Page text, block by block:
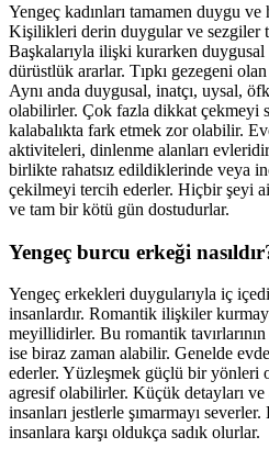
Yengeç kadınları tamamen duygu
Kişilikleri derin duygular ve sezgiler
Başkalarıyla ilişki kurarken
dürüstlük ararlar. Tıpkı gezegeni
Aynı anda duygusal, inatçı, uysal,
olabilirler. Çok fazla dikkat çekmeyi
kalabalıkta fark etmek zor olabilir.
aktiviteleri, dinlenme alanları
birlikte rahatsız edildiklerinde veya
çekilmeyi tercih ederler. Hiçbir şeyi
ve tam bir kötü gün dostudurlar.
Yengeç burcu erkeği
Yengeç erkekleri duygularıyla iç
insanlardır. Romantik ilişkiler
meyillidirler. Bu romantik tavırlarının
ise biraz zaman alabilir. Genelde
ederler. Yüzleşmek güçlü bir yönleri
agresif olabilirler. Küçük detayları ve
insanları jestlerle şımarmayı
insanlara karşı oldukça sadık olurlar.